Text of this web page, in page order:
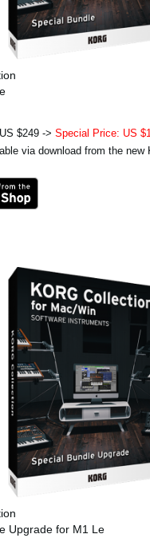
$249 -> Special Price: US
via download from the new
Upgrade for M1 Le